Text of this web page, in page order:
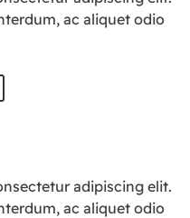
ac aliquet odio
adipiscing elit.
ac aliquet odio